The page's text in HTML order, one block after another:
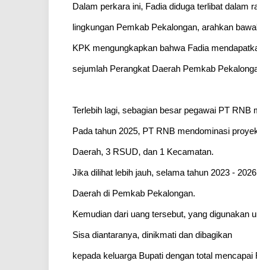
Dalam perkara ini, Fadia diduga terlibat dalam
lingkungan Pemkab Pekalongan, arahkan
KPK mengungkapkan bahwa Fadia
sejumlah Perangkat Daerah Pemkab
Terlebih lagi, sebagian besar pegawai PT
Pada tahun 2025, PT RNB mendominasi
Daerah, 3 RSUD, dan 1 Kecamatan.
Jika dilihat lebih jauh, selama tahun 2023 -
Daerah di Pemkab Pekalongan.
Kemudian dari uang tersebut, yang digunakan
Sisa diantaranya, dinikmati dan dibagikan
kepada keluarga Bupati dengan total